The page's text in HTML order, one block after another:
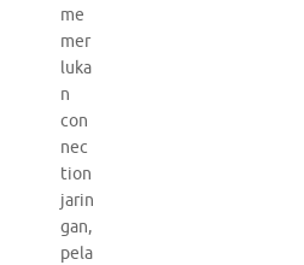
me
mer
luka
n
con
nec
tion
jarin
gan,
pela